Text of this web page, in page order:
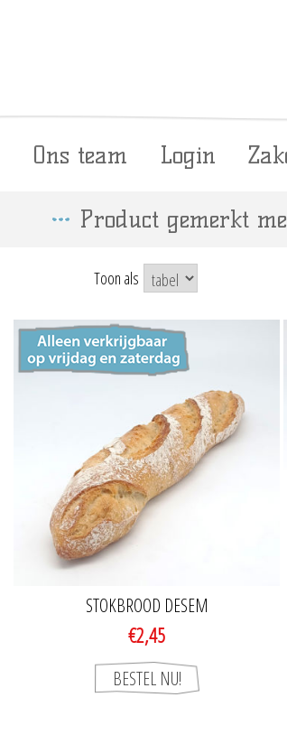
Ons team Login
Product gemerkt
Toon als
STOKBROOD DESEM
€2,45